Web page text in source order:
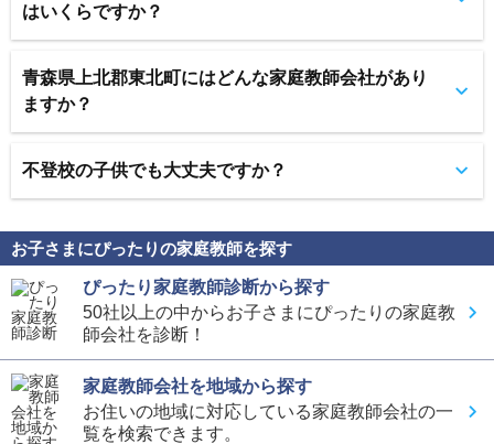
はいくらですか？
青森県上北郡東北町にはどんな家庭教師会社があり
ますか？
不登校の子供でも大丈夫ですか？
お子さまにぴったりの家庭教師を探す
ぴったり家庭教師診断から探す
50社以上の中からお子さまにぴったりの家庭教
師会社を診断！
家庭教師会社を地域から探す
お住いの地域に対応している家庭教師会社の一
覧を検索できます。